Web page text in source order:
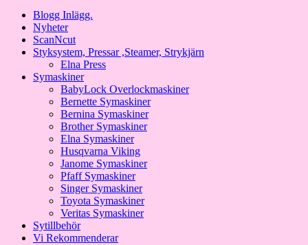
Blogg Inlägg.
Nyheter
ScanNcut
Styksystem, Pressar ,Steamer, Strykjärn
Elna Press
Symaskiner
BabyLock Overlockmaskiner
Bernette Symaskiner
Bernina Symaskiner
Brother Symaskiner
Elna Symaskiner
Husqvarna Viking
Janome Symaskiner
Pfaff Symaskiner
Singer Symaskiner
Toyota Symaskiner
Veritas Symaskiner
Sytillbehör
Vi Rekommenderar